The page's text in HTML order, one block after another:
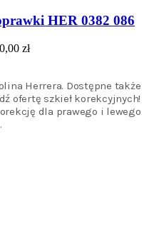
HER 0382 086
zł
Herrera. Dostępne także
ofertę szkieł korekcyjnych!
dla prawego i lewego